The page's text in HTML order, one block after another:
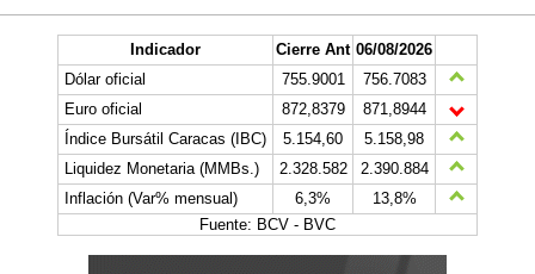
Indicador Cierre Ant 06/08/2026
Dólar oficial
755.9001
756.7083
Euro oficial
872,8379
871,8944
Índice Bursátil Caracas (IBC)
5.154,60
5.158,98
Liquidez Monetaria (MMBs.)
2.328.582
2.390.884
Inflación (Var% mensual)
6,3%
13,8%
Fuente: BCV - BVC